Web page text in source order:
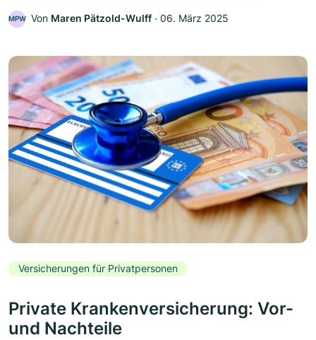
MPW Von Maren Pätzold-Wulff ‧ 06. März 2025
Versicherungen für Privatpersonen
Private Krankenversicherung: Vor-
und Nachteile